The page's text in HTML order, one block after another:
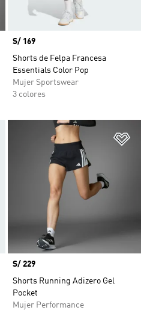
Precio
S/ 169
Shorts de Felpa Francesa
Essentials Color Pop
Mujer Sportswear
3 colores
Añadir a la lista de deseos
Precio
S/ 229
Shorts Running Adizero Gel
Pocket
Mujer Performance